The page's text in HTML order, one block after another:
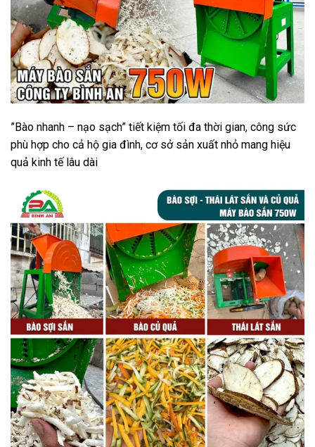
”Bào nhanh – nạo sạch” tiết kiệm tối đa thời gian, công sức
phù hợp cho cả hộ gia đình, cơ sở sản xuất nhỏ mang hiệu
quả kinh tế lâu dài